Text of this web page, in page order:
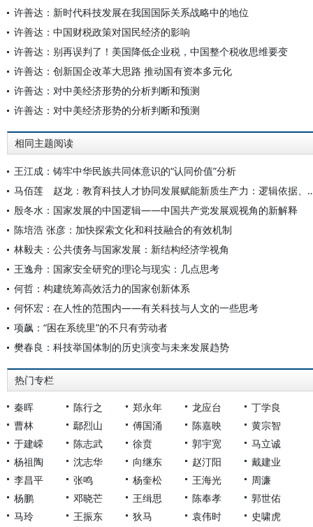
许善达：新时代科技发展在我国国际关系战略中的地位
许善达：中国财税政策对国民经济的影响
许善达：别再误判了！美国降低企业税，中国整个税收思维要变
许善达：创新国企改革大思路 推动国有资本多元化
许善达：对中美经济形势的分析判断和预测
许善达：对中美经济形势的分析判断和预测
相同主题阅读
王江成：铸牢中华民族共同体意识的“认同价值”分析
马佰莲 赵龙：教育科技人才协同发
殷冬水：国家发展的中国逻辑——中国共产党发展观视角的新解释
陈培浩 张彦：加快探索文化和科技融合的有效机制
林毅夫：公共债务与国家发展：新结构经济学视角
王逸舟：国家安全研究的理论与现实：几点思考
何哲：构建统筹高效活力的国家创新体系
何怀宏：在人性的范围内——有关科技与人文的一些思考
项飙：“困在系统里”的不只有劳动者
樊春良：科技举国体制的历史演变与未来发展趋势
热门专栏
秦晖 陈行之 郑永年 龙应台
丁学良
曹林
鄢烈山 傅国涌 陈嘉映
黄宗智
于建嵘
陈志武 徐贲 郭宇宽
马立诚
杨祖陶
沈志华 向继东 赵汀阳
戴建业
李昌平
张鸣 杨奎松 王海光
周濂
杨鹏
邓晓芒 王缉思 陈奉孝
郭世佑
马玲
王振东 狄马 袁伟时 史啸虎